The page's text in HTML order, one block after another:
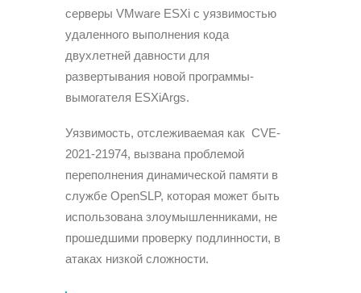
серверы VMware ESXi c уязвимостью
удаленного выполнения кода
двухлетней давности для
развертывания новой программы-
вымогателя ESXiArgs.
Уязвимость, отслеживаемая как CVE-
2021-21974, вызвана проблемой
переполнения динамической памяти в
службе OpenSLP, которая может быть
использована злоумышленниками, не
прошедшими проверку подлинности, в
атаках низкой сложности.